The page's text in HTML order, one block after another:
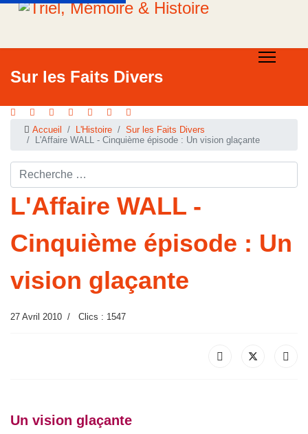
Sur les Faits Divers
Accueil L'Histoire
Sur les Faits Divers
L'Affaire WALL - Cinquième épisode : Un vision glaçante
Rechercher ...
L'Affaire WALL -
Cinquième épisode : Un
vision glaçante
27 Avril 2010 Clics : 1547
Un vision glaçante